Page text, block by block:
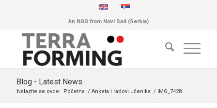
An NGO from Novi Sad (Serbia)
Blog - Latest News
Nalazite se ovde: Početna / Anketa i radovi učenika / IMG_7428